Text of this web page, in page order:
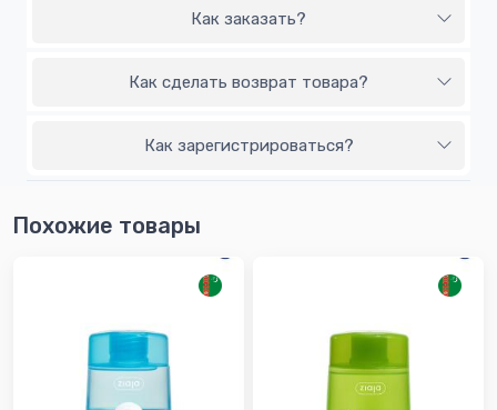
Как заказать?
Как сделать возврат товара?
Как зарегистрироваться?
Похожие товары